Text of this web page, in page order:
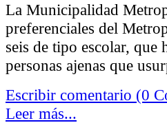
La Municipalidad
preferenciales del
seis de tipo escolar,
personas ajenas que
Escribir comentario (0
Leer más...